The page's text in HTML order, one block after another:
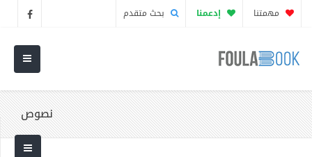
مهمتنا إدعمنا بحث متقدم
نصوص